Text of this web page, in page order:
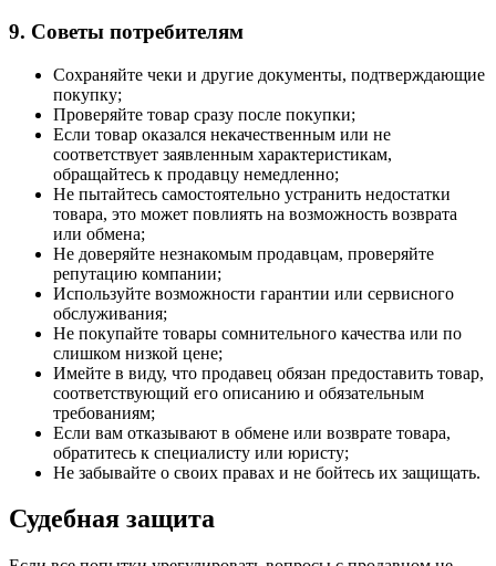
9. Советы потребителям
Сохраняйте чеки и другие документы, подтверждающие
покупку;
Проверяйте товар сразу после покупки;
Если товар оказался некачественным или не
соответствует заявленным характеристикам,
обращайтесь к продавцу немедленно;
Не пытайтесь самостоятельно устранить недостатки
товара, это может повлиять на возможность возврата
или обмена;
Не доверяйте незнакомым продавцам, проверяйте
репутацию компании;
Используйте возможности гарантии или сервисного
обслуживания;
Не покупайте товары сомнительного качества или по
слишком низкой цене;
Имейте в виду, что продавец обязан предоставить товар,
соответствующий его описанию и обязательным
требованиям;
Если вам отказывают в обмене или возврате товара,
обратитесь к специалисту или юристу;
Не забывайте о своих правах и не бойтесь их защищать.
Судебная защита